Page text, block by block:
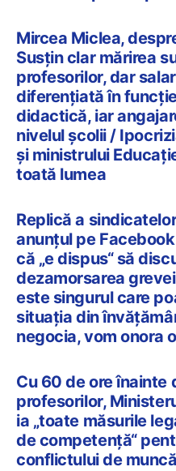
Mircea Miclea,
Susțin clar mărirea
profesorilor, dar
diferențiată în
didactică, iar
nivelul școlii /
și ministrului
toată lumea
Replică a
anunțul pe
că „e dispus“ să
dezamorsarea
este singurul care
situația din
negocia, vom onora
Cu 60 de ore înainte
profesorilor,
ia „toate măsurile
de competență“
conflictului de